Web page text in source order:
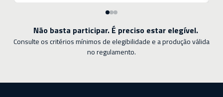
Não basta participar. É preciso estar elegível.
Consulte os critérios mínimos de elegibilidade e a produção válida
no regulamento.